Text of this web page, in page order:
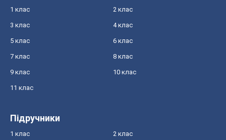
1 клас 2 клас
3 клас 4 клас
5 клас 6 клас
7 клас 8 клас
9 клас 10 клас
11 клас
Підручники
1 клас 2 клас